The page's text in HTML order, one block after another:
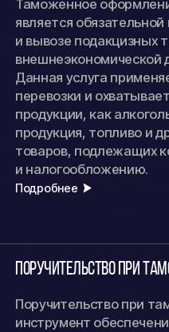
Таможенное
является
и вывозе подакцизных
внешнеэкономической
Данная услуга
перевозки и
продукции, как
продукция, топливо и
товаров, подлежащих
и налогообложению.
Подробнее
Поручительство при
Поручительство при
инструмент